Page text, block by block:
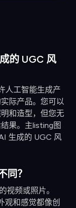
的 UGC 风
人工智能生成产
际产品。您可以
和造型，但您无
果。主listing图
生成的 UGC 风
同？
视频或照片。
观和感觉都像创